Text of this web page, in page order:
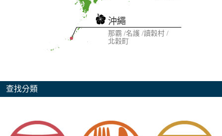
沖繩
那霸 名護 讀穀村
北穀町
查找分類